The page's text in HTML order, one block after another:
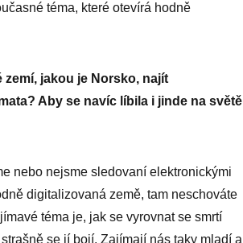
téma, které otevírá hodně
jakou je Norsko, najít
Aby se navíc líbila i jinde na světě
nebo nejsme sledovaní elektronickými
digitalizovaná země, tam neschováte
téma je, jak se vyrovnat se smrtí
se jí bojí. Zajímají nás taky mladí a